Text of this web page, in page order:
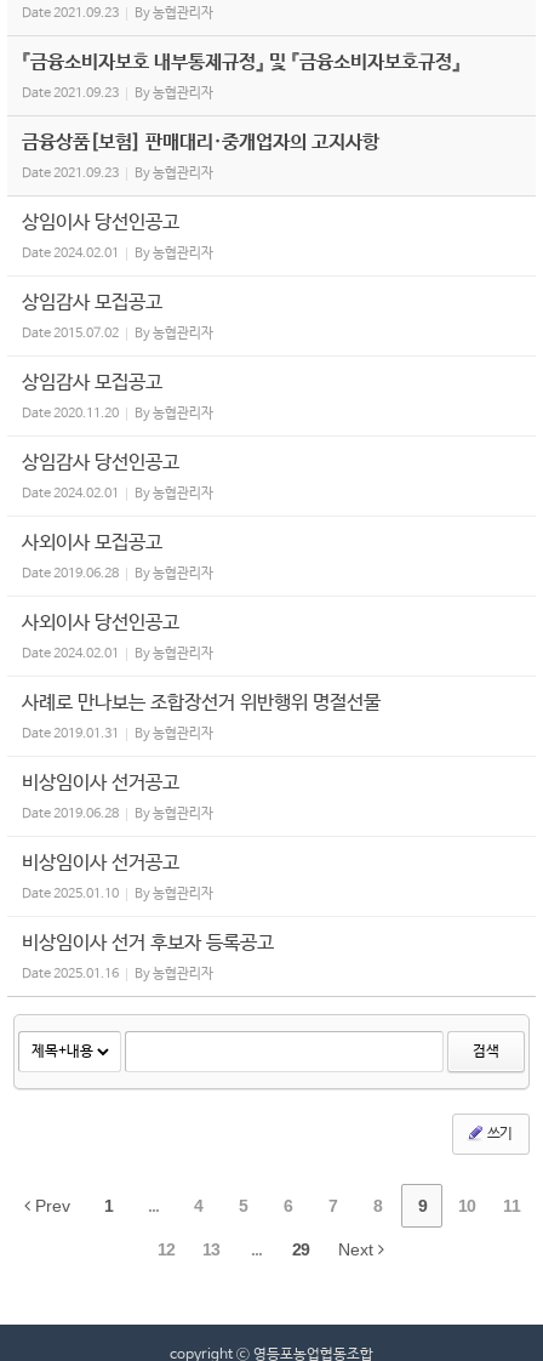
Date2021.09.23 By농협관리자
『금융소비자보호 내부통제규정』 및 『금융소비자보호규정』
Date2021.09.23 By농협관리자
금융상품[보험] 판매대리·중개업자의 고지사항
Date2021.09.23 By농협관리자
상임이사 당선인공고
Date2024.02.01 By농협관리자
상임감사 모집공고
Date2015.07.02 By농협관리자
상임감사 모집공고
Date2020.11.20 By농협관리자
상임감사 당선인공고
Date2024.02.01 By농협관리자
사외이사 모집공고
Date2019.06.28 By농협관리자
사외이사 당선인공고
Date2024.02.01 By농협관리자
사례로 만나보는 조합장선거 위반행위 명절선물
Date2019.01.31 By농협관리자
비상임이사 선거공고
Date2019.06.28 By농협관리자
비상임이사 선거공고
Date2025.01.10 By농협관리자
비상임이사 선거 후보자 등록공고
Date2025.01.16 By농협관리자
검색
쓰기
Prev 1 ... 4 5 6 7 8 9 10 11
12 13 ... 29 Next
copyright ⓒ 영등포농업협동조합